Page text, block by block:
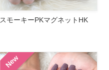
スモーキーPKマグネットHK
New